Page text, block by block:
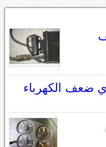
ضعف الكهرباء